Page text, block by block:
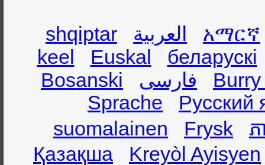
shqiptar العربية
አማርኛ
keel
Euskal
беларускі
Bosanski
فارسی
Sprache
Русский
suomalainen
Frysk
ភ
Қазақша
Kreyòl Ayisyen